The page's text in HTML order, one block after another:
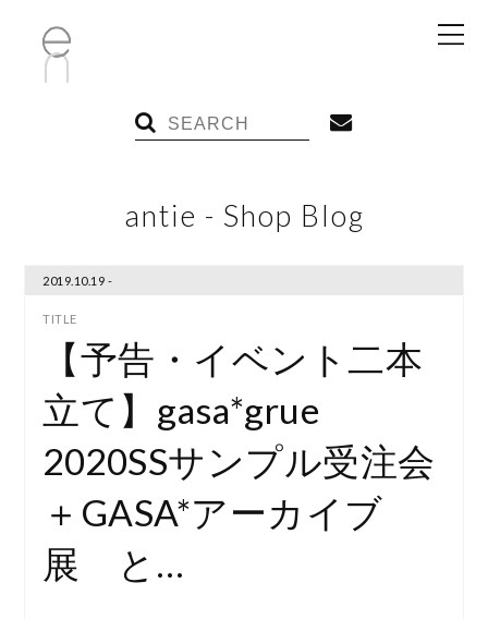
antie - Shop Blog
2019.10.19 -
【予告・イベント二本
立て】gasa*grue
2020SSサンプル受注会
＋GASA*アーカイブ
展 と…